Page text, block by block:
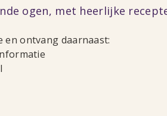
ogen, met heerlijke
ontvang daarnaast: